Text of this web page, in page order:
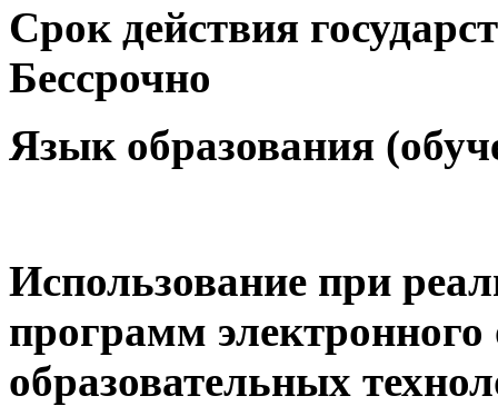
Срок действия
Бессрочно
Язык образования
Использование при
программ
образовательных